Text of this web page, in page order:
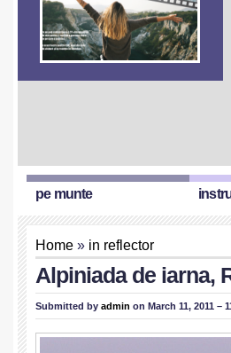
pe munte
Home » in reflector
Alpiniada de iarna,
Submitted by admin on March 11, 2011 –